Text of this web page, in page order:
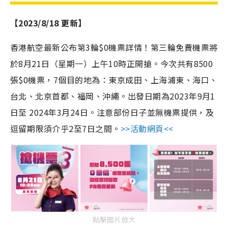
【2023/8/18 更新】
香港航空最新公布第3輪$0機票詳情！第三輪免費機票將
於8月21日（星期一）上午10時正開搶。今次共有8500
張$0機票，7個目的地為：東京成田、上海浦東、海口、
台北、北京首都、福岡、沖繩。出發日期為2023年9月1
日至 2024年3月24日。注意部份日子並無機票提供，及
逗留期限須介乎2至7日之間。 >>活動網頁<<
點擊圖片放大